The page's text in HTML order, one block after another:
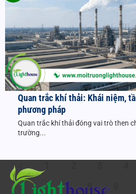
Quan trắc khí thải: Khái niệm,
phương pháp
Quan trắc khí thải đóng vai trò then
trường...
8